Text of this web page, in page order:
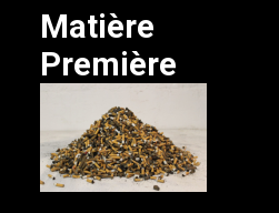
Matière
Première